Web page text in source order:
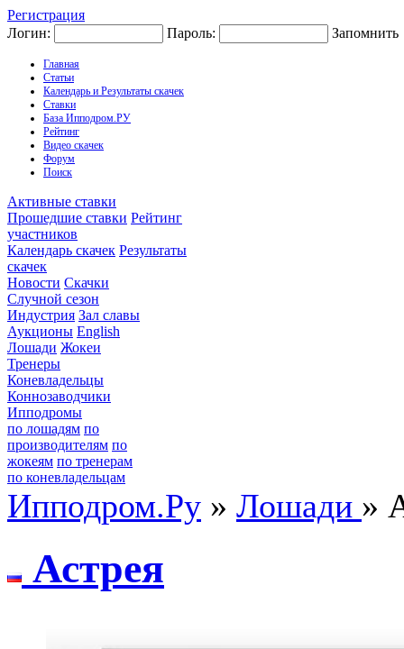
Регистрация
Логин:
Пароль: Запомнить
Главная
Статьи
Календарь и Результаты скачек
Ставки
База Ипподром.РУ
Рейтинг
Видео скачек
Форум
Поиск
Активные ставки
Прошедшие ставки Рейтинг
участников
Календарь скачек Результаты
скачек
Новости Скачки
Случной сезон
Индустрия Зал славы
Аукционы English
Лошади Жокеи
Тренеры
Коневладельцы
Коннозаводчики
Ипподромы
по лошадям по
производителям по
жокеям по тренерам
по коневладельцам
Ипподром.Ру » Лошади »
Астpeя